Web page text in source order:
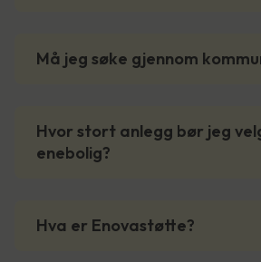
Må jeg søke gjennom
Hvor stort anlegg bør jeg
enebolig?
Hva er Enovastøtte?